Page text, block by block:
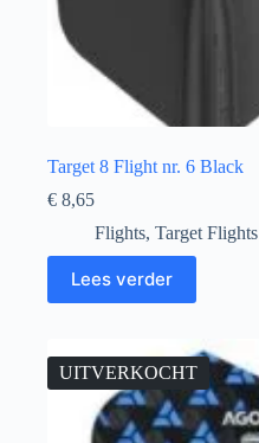
Target 8 Flight nr. 6 Black
€ 8,65
Flights, Target Flights
Lees verder
UITVERKOCHT